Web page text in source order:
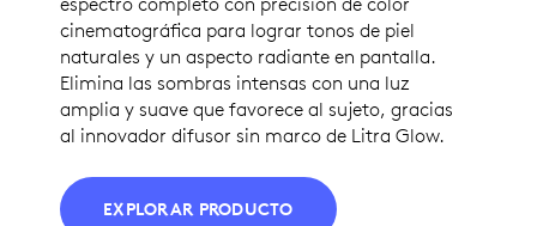
cinematográfica para lograr tonos de piel
naturales y un aspecto radiante en pantalla.
Elimina las sombras intensas con una luz
amplia y suave que favorece al sujeto, gracias
al innovador difusor sin marco de Litra Glow.
EXPLORAR PRODUCTO